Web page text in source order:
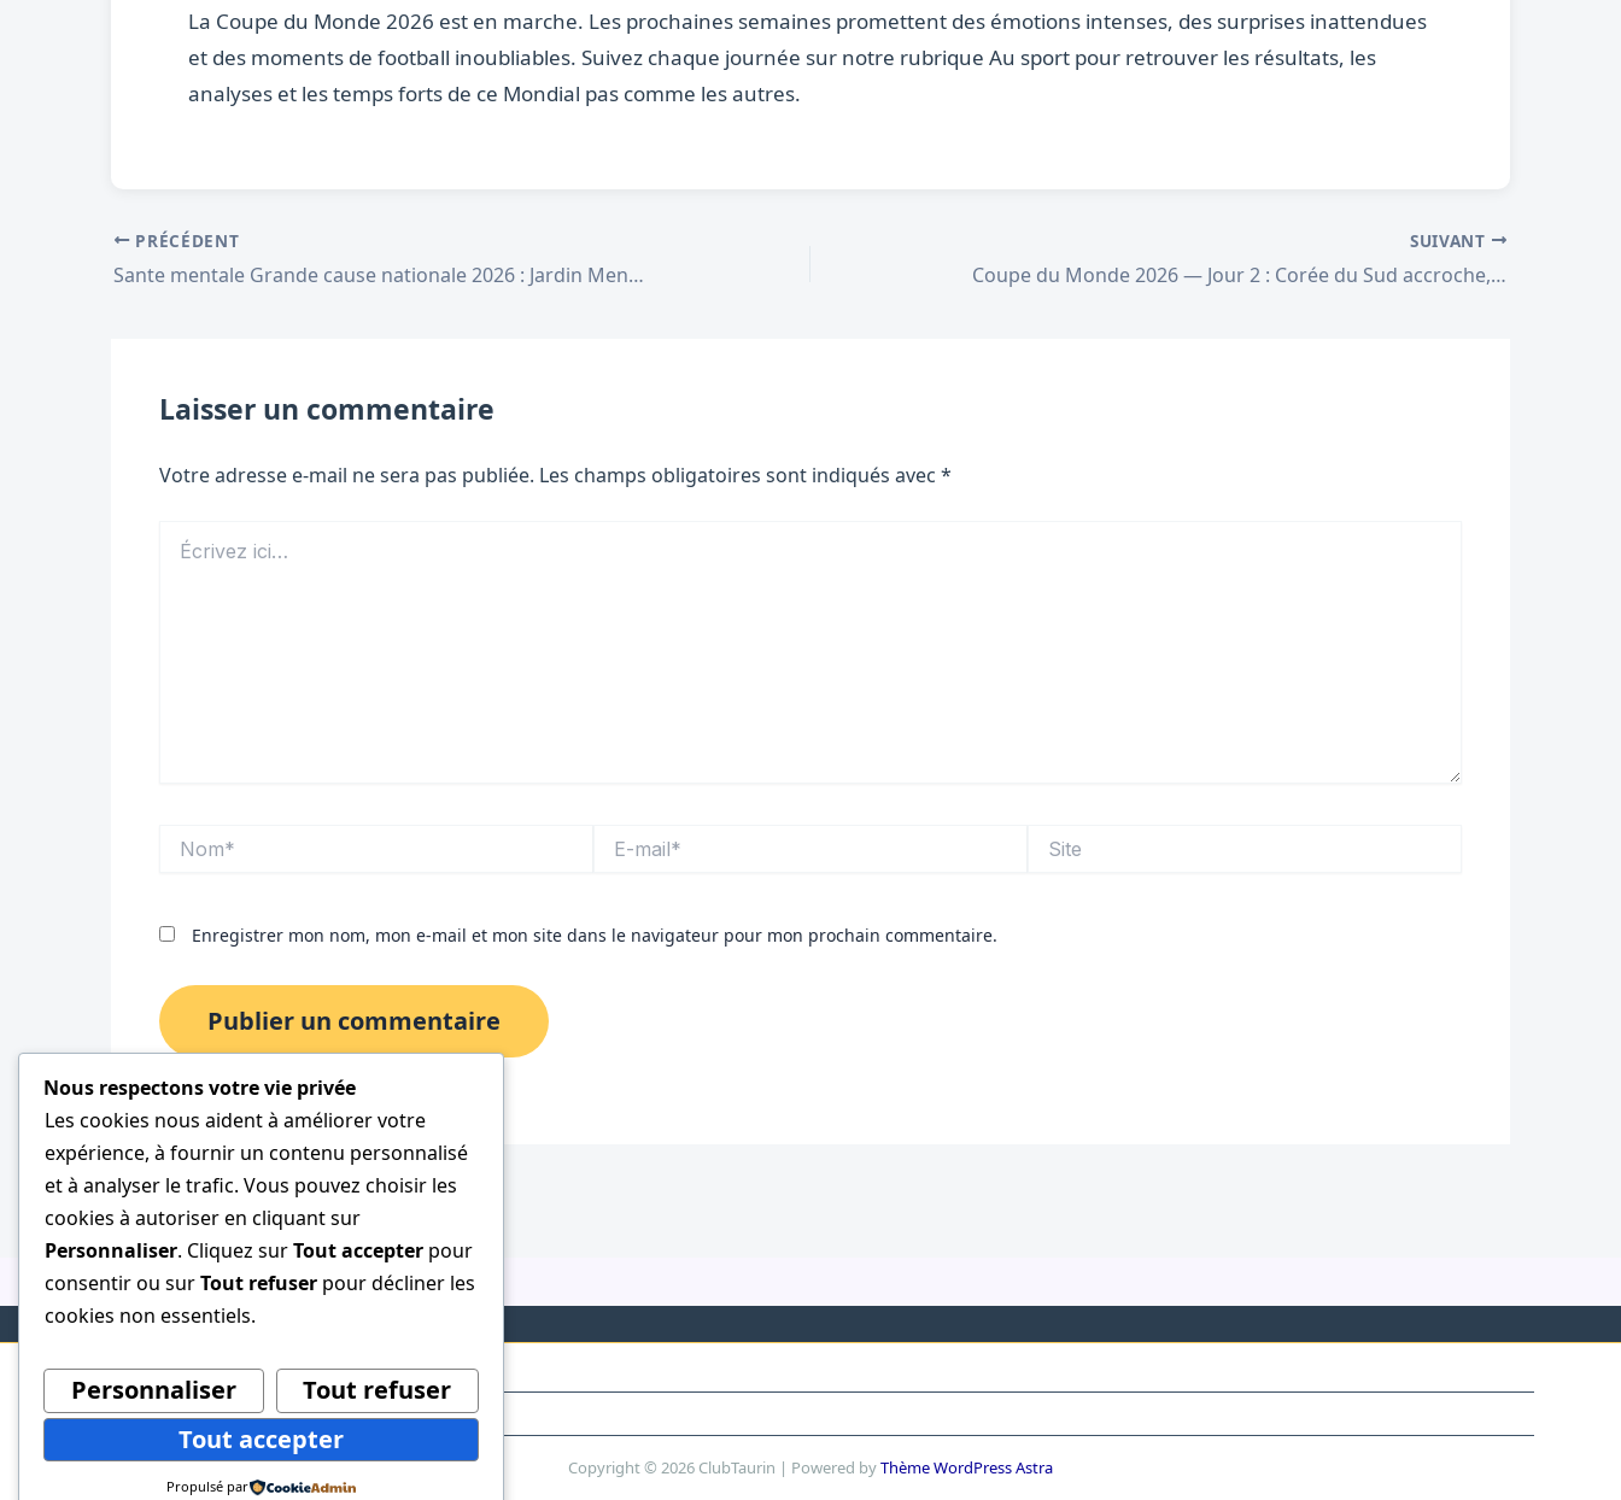
La Coupe du Monde 2026 est en marche. Les prochaines semaines promettent des émotions intenses, des surprises inattendues
et des moments de football inoubliables. Suivez chaque journée sur notre rubrique Au sport pour retrouver les résultats, les
analyses et les temps forts de ce Mondial pas comme les autres.
PRÉCÉDENT
Sante mentale Grande cause nationale 2026 : Jardin Mental et Journee mondiale du bien-etre
SUIVANT
Coupe du Monde 2026 — Jour 2 : Corée du Sud accroche, Canada résiste avec Alphonso Davies
Laisser un commentaire
Votre adresse e-mail ne sera pas publiée. Les champs obligatoires sont indiqués avec *
ici…
mail*
Enregistrer mon nom, mon e-mail et mon site dans le navigateur pour mon prochain commentaire.
Copyright © 2026 ClubTaurin | Powered byThème WordPress Astra
Nous respectons votre vie privée
Les cookies nous aident à améliorer votre
expérience, à fournir un contenu personnalisé
et à analyser le trafic. Vous pouvez choisir les
cookies à autoriser en cliquant sur
Personnaliser. Cliquez surTout accepter pour
consentir ou surTout refuser pour décliner les
cookies non essentiels.
Personnaliser
Tout refuser
Tout accepter
Propulsé par